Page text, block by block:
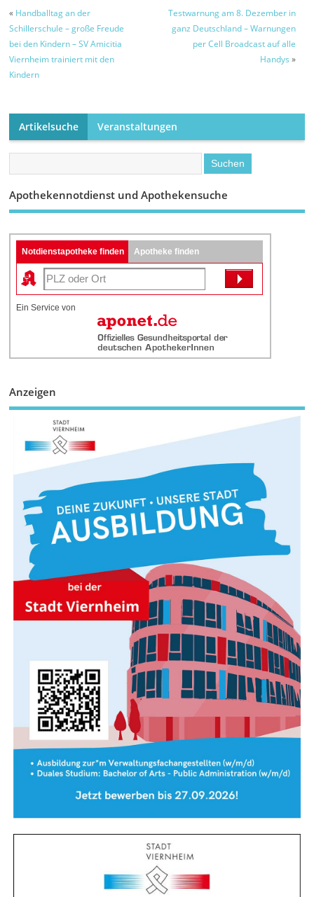
« Handballtag an der
Schillerschule – große Freude
bei den Kindern – SV Amicitia
Viernheim trainiert mit den
Kindern
Testwarnung am 8. Dezember in
ganz Deutschland – Warnungen
per Cell Broadcast auf alle
Handys »
Artikelsuche Veranstaltungen
Apothekennotdienst und Apothekensuche
Notdienstapotheke finden Apotheke finden
Ein Service von
Anzeigen